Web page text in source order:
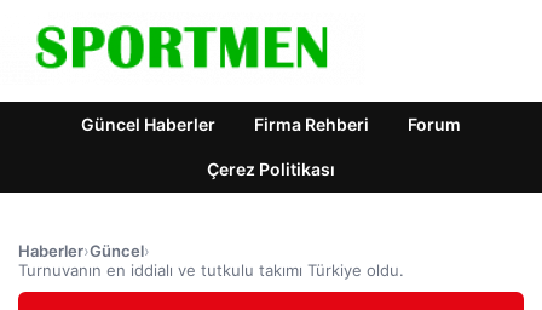
Güncel Haberler Firma Rehberi Forum
Çerez Politikası
Haberler›Güncel›
Turnuvanın en iddialı ve tutkulu takımı Türkiye oldu.